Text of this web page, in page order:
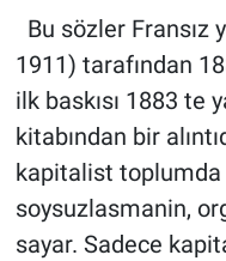
Bu sözler Fransız
1911) tarafından
ilk baskısı 1883 te
kitabından bir
kapitalist
soysuzlasmanin,
sayar. Sadece